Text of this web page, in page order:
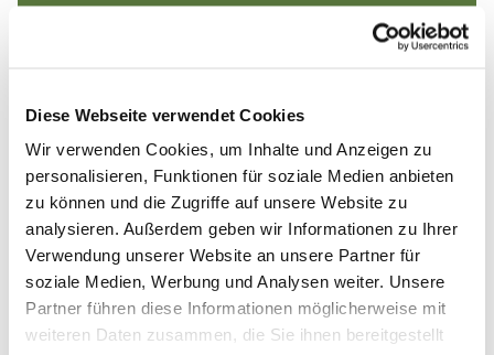
Diese Webseite verwendet Cookies
Wir verwenden Cookies, um Inhalte und Anzeigen zu
personalisieren, Funktionen für soziale Medien anbieten
zu können und die Zugriffe auf unsere Website zu
analysieren. Außerdem geben wir Informationen zu Ihrer
Verwendung unserer Website an unsere Partner für
soziale Medien, Werbung und Analysen weiter. Unsere
Partner führen diese Informationen möglicherweise mit
weiteren Daten zusammen, die Sie ihnen bereitgestellt
Evang. Church Dornholzhausen
Dornholzhausen